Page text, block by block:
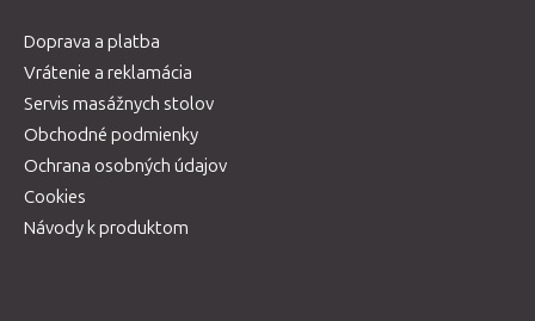
Doprava a platba
Vrátenie a reklamácia
Servis masážnych stolov
Obchodné podmienky
Ochrana osobných údajov
Cookies
Návody k produktom